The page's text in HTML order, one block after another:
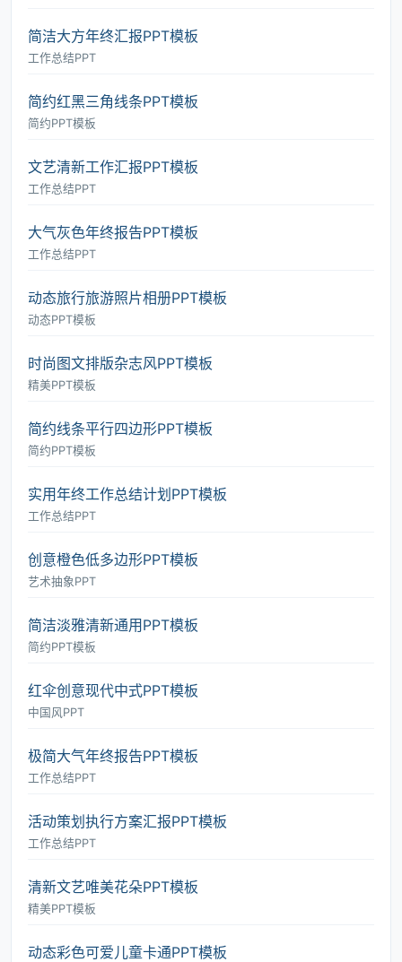
简洁大方年终汇报PPT模板
工作总结PPT
简约红黑三角线条PPT模板
简约PPT模板
文艺清新工作汇报PPT模板
工作总结PPT
大气灰色年终报告PPT模板
工作总结PPT
动态旅行旅游照片相册PPT模板
动态PPT模板
时尚图文排版杂志风PPT模板
精美PPT模板
简约线条平行四边形PPT模板
简约PPT模板
实用年终工作总结计划PPT模板
工作总结PPT
创意橙色低多边形PPT模板
艺术抽象PPT
简洁淡雅清新通用PPT模板
简约PPT模板
红伞创意现代中式PPT模板
中国风PPT
极简大气年终报告PPT模板
工作总结PPT
活动策划执行方案汇报PPT模板
工作总结PPT
清新文艺唯美花朵PPT模板
精美PPT模板
动态彩色可爱儿童卡通PPT模板